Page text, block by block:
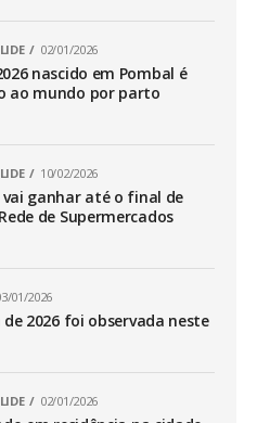
02/01/2026
nascido em Pombal é
ao mundo por parto
10/02/2026
vai ganhar até o final de
de Supermercados
01/2026
2026 foi observada neste
02/01/2026